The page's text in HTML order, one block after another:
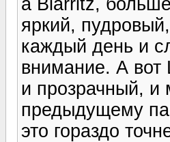
яркий,
каждый день и
внимание. А
и прозрачный, и
предыдущему
это гораздо